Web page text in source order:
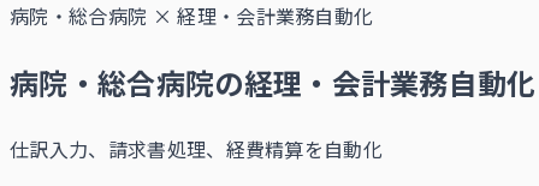
病院・総合病院 × 経理・会計業務自動化
病院・総合病院の経理・会計業務自動化
仕訳入力、請求書処理、経費精算を自動化